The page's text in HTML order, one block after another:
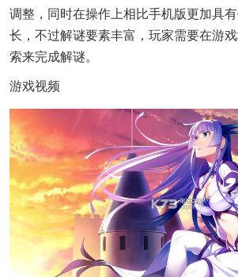
调整，同时在操作上相比手机版更加具
长，不过解谜要素丰富，玩家需要在游
索来完成解谜。
游戏视频